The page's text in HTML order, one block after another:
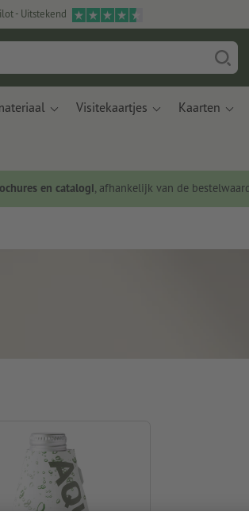
- Uitstekend
Visitekaartjes Kaarten
en catalogi, afhankelijk van de